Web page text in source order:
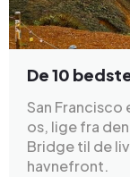
De 10
San
os, lige fra
Bridge til de
havnefront.